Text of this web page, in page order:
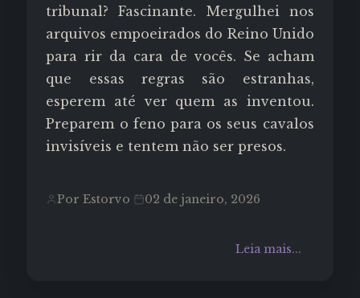
tribunal? Fascinante. Mergulhei nos
arquivos empoeirados do Reino Unido
para rir da cara de vocês. Se acham
que essas regras são estranhas,
esperem até ver quem as inventou.
Preparem o feno para os seus cavalos
invisíveis e tentem não ser presos.
Por Estorvo 02 de janeiro, 2026
Leia mais...